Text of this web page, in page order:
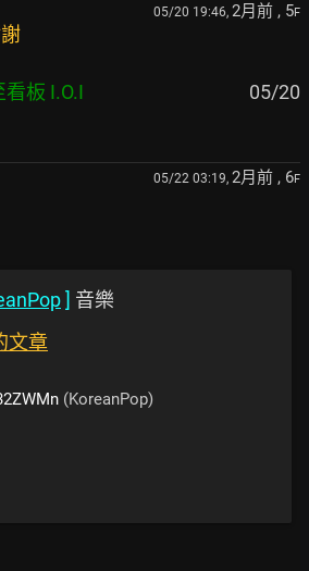
05/20 19:46, 2月前 , 5F
看板 I.O.I
                                      05/20
05/22 03:19, 2月前 , 6F
] 音樂
文章
(KoreanPop)